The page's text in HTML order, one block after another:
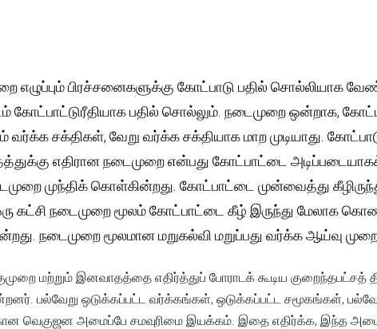
எழுப்பும் பிரச்சனைகளுக்கு கோட்பாடு பதில் சொல்லியாக
கோட்பாட்டுரீதியாக பதில் சொல்லும். நடைமுறை ஒன்றாக,
வர்க்க சக்திகள், வேறு வர்க்க சக்தியாக மாற முடியாது.
எதிரான நடைமுறை என்பது கோட்பாட்டை
முந்திக் கொள்கின்றது. கோட்பாட்டை முன்வைத்து
கட்சி நடைமுறை மூலம் கோட்பாட்டை கீழ் இருந்து மேலாக
நடைமுறை மூலமான மறுகல்வி மறுப்பது வர்க்க ஆய்வு
மற்றும் இனவாதத்தை எதிர்த்துப் போராடக் கூடிய
பல்வேறு ஒடுக்கப்பட்ட வர்க்கங்கள், ஒடுக்கப்பட்ட சமூகங்கள்,
வெகுஜன அமைப்பே சமவுரிமை இயக்கம். இதை எதிர்க்க, இந்த